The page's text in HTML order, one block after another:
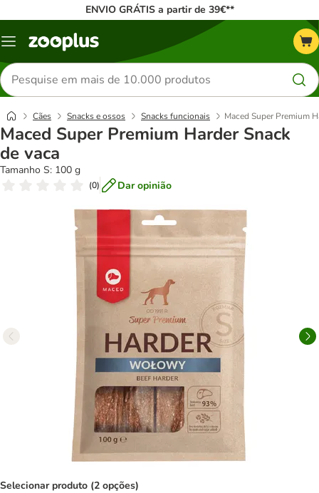
ENVIO GRÁTIS a partir de 39€**
Menu
Pesquisar
produtos
Cães Snacks e ossos Snacks funcionais Maced Super Premium
Maced Super Premium Harder Snack
de vaca
Tamanho S: 100 g
(0) Dar opinião
Selecionar produto (2 opções)